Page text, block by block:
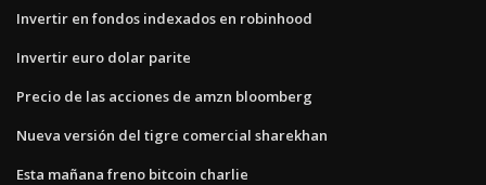
Invertir en fondos indexados en robinhood
Invertir euro dolar parite
Precio de las acciones de amzn bloomberg
Nueva versión del tigre comercial sharekhan
Esta mañana freno bitcoin charlie